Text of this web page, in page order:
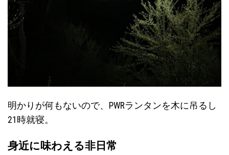
明かりが何もないので、PWRランタンを木に吊るし
21時就寝。
身近に味わえる非日常